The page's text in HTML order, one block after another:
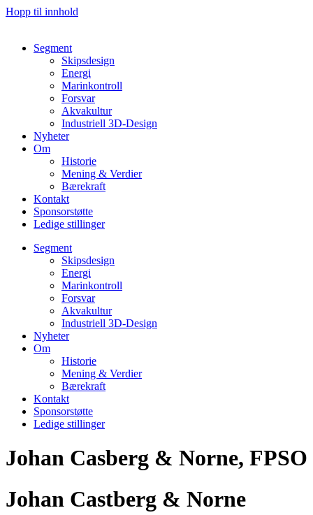
Hopp til innhold
Segment
Skipsdesign
Energi
Marinkontroll
Forsvar
Akvakultur
Industriell 3D-Design
Nyheter
Om
Historie
Mening & Verdier
Bærekraft
Kontakt
Sponsorstøtte
Ledige stillinger
Segment
Skipsdesign
Energi
Marinkontroll
Forsvar
Akvakultur
Industriell 3D-Design
Nyheter
Om
Historie
Mening & Verdier
Bærekraft
Kontakt
Sponsorstøtte
Ledige stillinger
Johan Casberg & Norne,
Johan Castberg & Norne